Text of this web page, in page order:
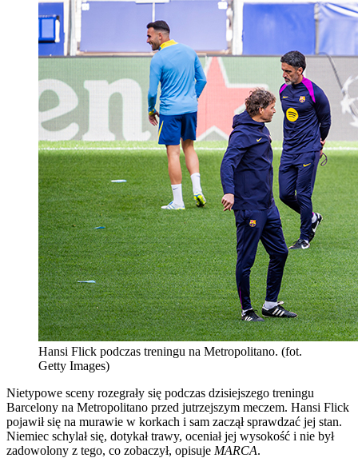
Hansi Flick podczas treningu na Metropolitano. (fot.
Getty Images)
Nietypowe sceny rozegrały się podczas dzisiejszego treningu
Barcelony na Metropolitano przed jutrzejszym meczem. Hansi Flick
pojawił się na murawie w korkach i sam zaczął sprawdzać jej stan.
Niemiec schylał się, dotykał trawy, oceniał jej wysokość i nie był
zadowolony z tego, co zobaczył, opisuje MARCA.